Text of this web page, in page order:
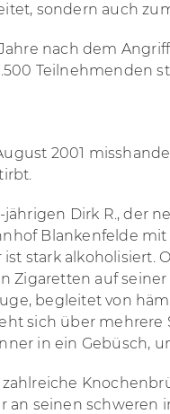
sondern auch
nach dem
Teilnehmenden
2001
jährigen Dirk R., der
Blankenfelde
ist stark
Zigaretten auf
begleitet von
sich über
in ein Gebüsch,
zahlreiche
an seinen schweren